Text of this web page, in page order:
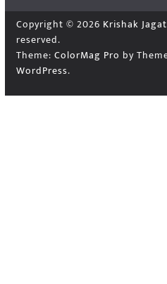
Copyright © 2026 Krishak
reserved.
Theme: ColorMag Pro by
WordPress.